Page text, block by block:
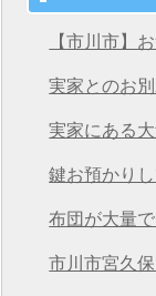
【市川市】
付け・不用
実家とのお
桜サービス
実家にある
想いを次に
鍵お預かり
方も安心の
布団が大量
任せください
市川市宮久